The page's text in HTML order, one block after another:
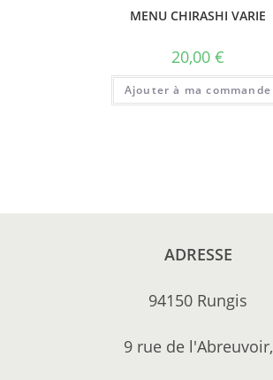
MENU CHIRASHI VARIE
20,00 €
Ajouter à ma commande
ADRESSE
94150 Rungis
9 rue de l'Abreuvoir,